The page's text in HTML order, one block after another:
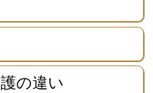
の違い